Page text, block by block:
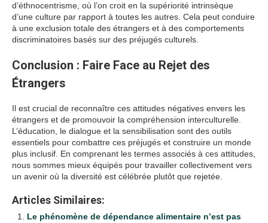
d’éthnocentrisme, où l’on croit en la supériorité intrinsèque
d’une culture par rapport à toutes les autres. Cela peut conduire
à une exclusion totale des étrangers et à des comportements
discriminatoires basés sur des préjugés culturels.
Conclusion : Faire Face au Rejet des
Étrangers
Il est crucial de reconnaître ces attitudes négatives envers les
étrangers et de promouvoir la compréhension interculturelle.
L’éducation, le dialogue et la sensibilisation sont des outils
essentiels pour combattre ces préjugés et construire un monde
plus inclusif. En comprenant les termes associés à ces attitudes,
nous sommes mieux équipés pour travailler collectivement vers
un avenir où la diversité est célébrée plutôt que rejetée.
Articles Similaires:
Le phénomène de dépendance alimentaire n’est pas